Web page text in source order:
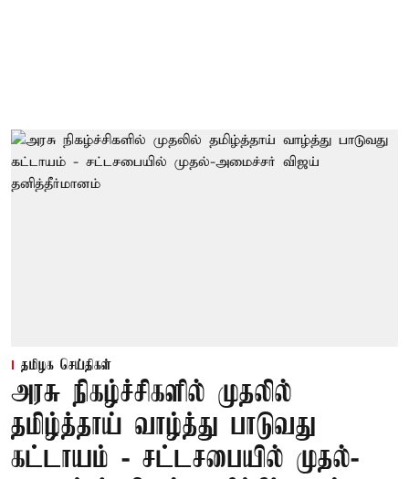
தமிழக செய்திகள்
அரசு நிகழ்ச்சிகளில் முதலில்
தமிழ்த்தாய் வாழ்த்து பாடுவது
கட்டாயம் - சட்டசபையில் முதல்-